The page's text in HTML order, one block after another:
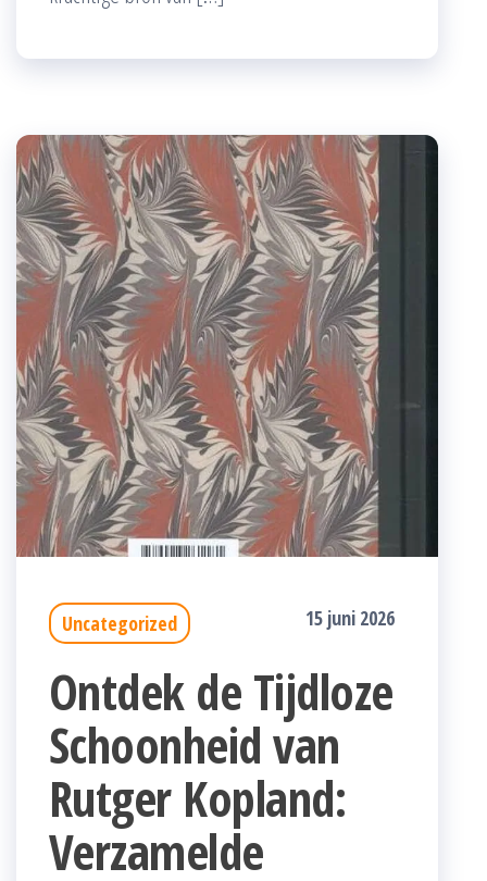
Uncategorized 15 juni 2026
Ontdek de Tijdloze
Schoonheid van
Rutger Kopland:
Verzamelde